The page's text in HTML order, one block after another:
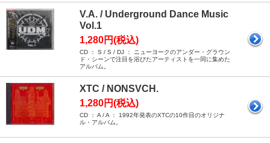
V.A. / Underground Dance Music
Vol.1
1,280円(税込)
CD ： S / S / DJ ： ニューヨークのアンダー・グラウン
ド・シーンで注目を浴びたアーティストを一同に集めた
アルバム。
XTC / NONSVCH.
1,280円(税込)
CD ： A / A ： 1992年発表のXTCの10作目のオリジナ
ル・アルバム。